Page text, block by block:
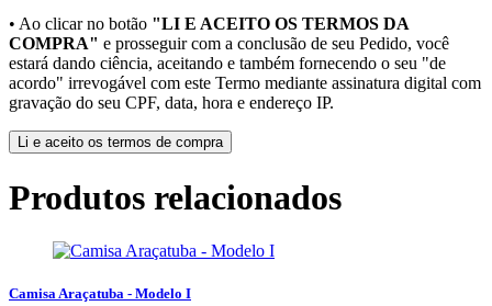
• Ao clicar no botão "LI E ACEITO OS TERMOS DA
COMPRA" e prosseguir com a conclusão de seu Pedido, você
estará dando ciência, aceitando e também fornecendo o seu "de
acordo" irrevogável com este Termo mediante assinatura digital com
gravação do seu CPF, data, hora e endereço IP.
Li e aceito os termos de compra
Produtos relacionados
Camisa Araçatuba - Modelo I